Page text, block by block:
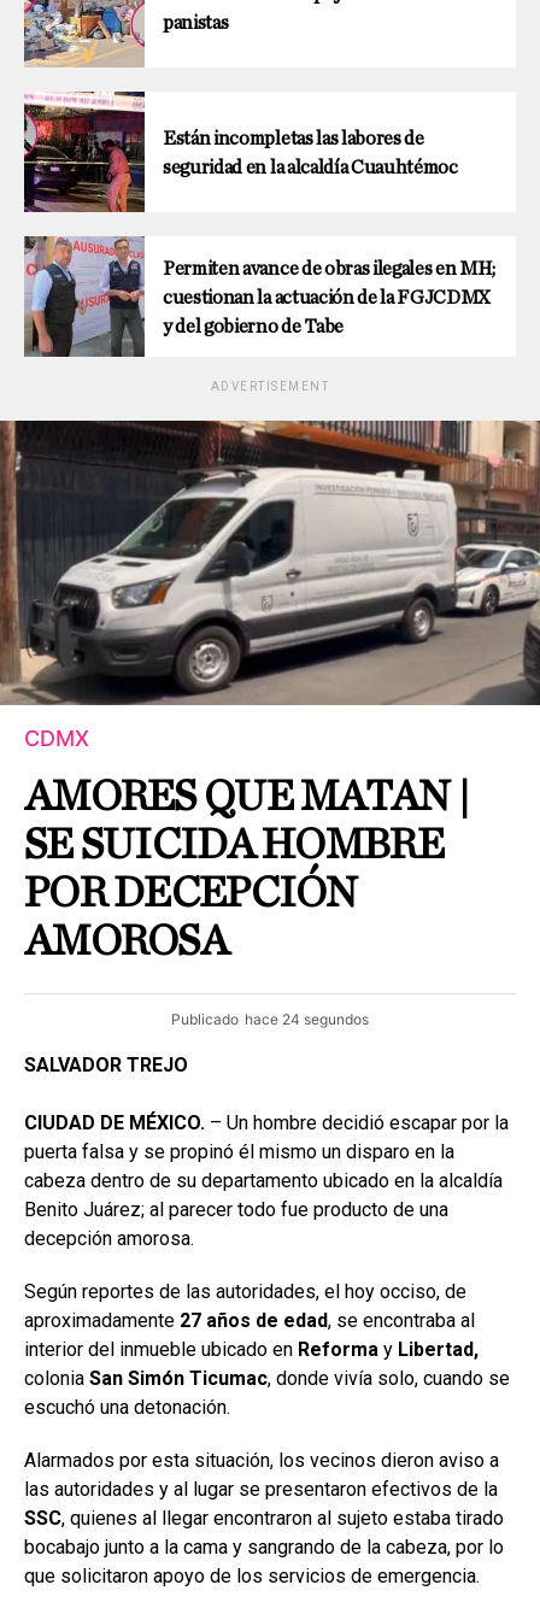
panistas
Están incompletas las labores de
seguridad en la alcaldía Cuauhtémoc
Permiten avance de obras ilegales en MH;
cuestionan la actuación de la FGJCDMX
y del gobierno de Tabe
ADVERTISEMENT
CDMX
AMORES QUE MATAN |
SE SUICIDA HOMBRE
POR DECEPCIÓN
AMOROSA
Publicado hace 24 segundos
SALVADOR TREJO
CIUDAD DE MÉXICO. – Un hombre decidió escapar por la
puerta falsa y se propinó él mismo un disparo en la
cabeza dentro de su departamento ubicado en la alcaldía
Benito Juárez; al parecer todo fue producto de una
decepción amorosa.
Según reportes de las autoridades, el hoy occiso, de
aproximadamente 27 años de edad, se encontraba al
interior del inmueble ubicado en Reforma y Libertad,
colonia San Simón Ticumac, donde vivía solo, cuando se
escuchó una detonación.
Alarmados por esta situación, los vecinos dieron aviso a
las autoridades y al lugar se presentaron efectivos de la
SSC, quienes al llegar encontraron al sujeto estaba tirado
bocabajo junto a la cama y sangrando de la cabeza, por lo
que solicitaron apoyo de los servicios de emergencia.